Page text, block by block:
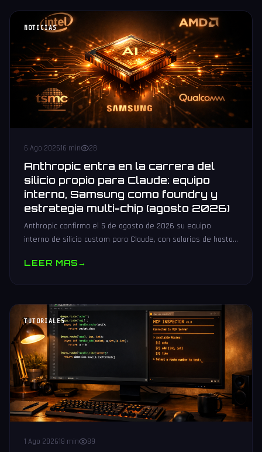
NOTICIAS
6 Ago 202616 min 28
Anthropic entra en la carrera del
silicio propio para Claude: equipo
interno, Samsung como foundry y
estrategia multi-chip (agosto 2026)
Anthropic confirma el 5 de agosto de 2026 su equipo
interno de silicio custom para Claude, con salarios de hasta
estrategia multi-chip.
LEER MAS→
TUTORIALES
1 Ago 202618 min 89